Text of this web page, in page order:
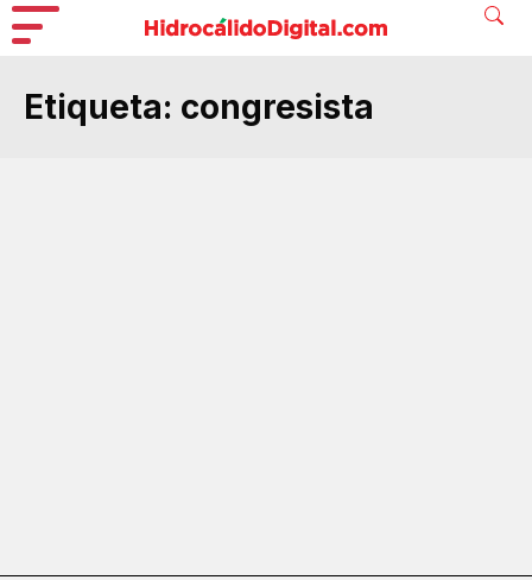
Etiqueta: congresista